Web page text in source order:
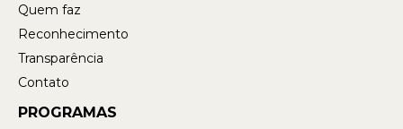
Quem faz
Reconhecimento
Transparência
Contato
PROGRAMAS